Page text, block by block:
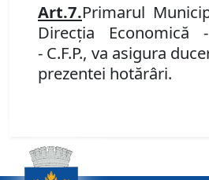
Art.7.Primarul
Direcţia Economică
- C.F.P., va asigura
prezentei hotărâri.